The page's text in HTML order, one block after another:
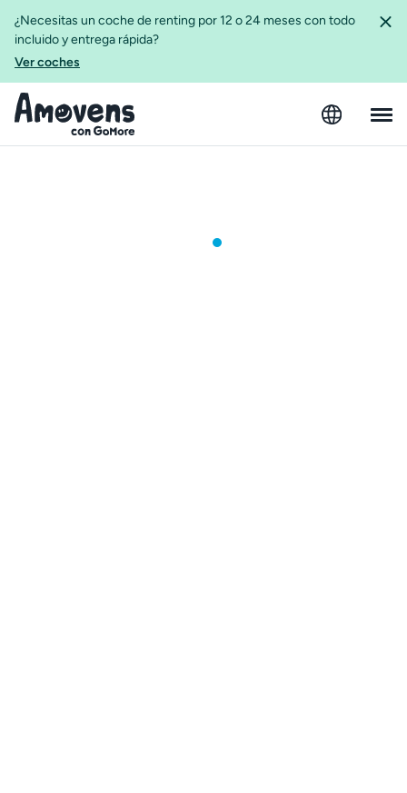
¿Necesitas un coche de renting por 12 o 24 meses con todo
incluido y entrega rápida?
Ver coches